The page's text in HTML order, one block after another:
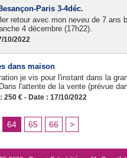
Paris 3-4déc.
retour avec mon neveu de 7 ans
4 décembre (17h22).
10/2022
dans maison
je vis pour l'instant dans la
l'attente de la vente (prévue
250 € - Date : 17/10/2022
64 65 66 >